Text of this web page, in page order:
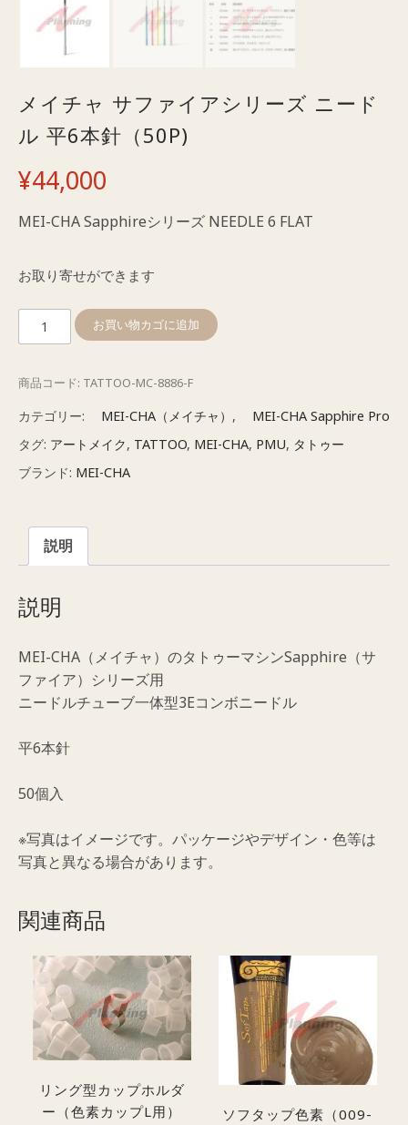
メイチャ サファイアシリーズ ニード
ル 平6本針（50P)
¥44,000
MEI-CHA Sapphireシリーズ NEEDLE 6 FLAT
お取り寄せができます
イ
ャ
サ
ァ
イ
シ
ー
ズ
ニ
ド
ル
平
本
（50P)
お買い物カゴに追加
商品コード: TATTOO-MC-8886-F
カテゴリー: MEI-CHA（メイチャ） ,
MEI-CHA Sapphire Pro
タグ: アートメイク, TATTOO, MEI-CHA, PMU, タトゥー
ブランド: MEI-CHA
説明
説明
MEI-CHA（メイチャ）のタトゥーマシンSapphire（サ
ファイア）シリーズ用
ニードルチューブ一体型3Eコンボニードル
平6本針
50個入
※写真はイメージです。パッケージやデザイン・色等は
写真と異なる場合があります。
関連商品
リング型カップホルダ
ー（色素カップL用）
ソフタップ色素（009-